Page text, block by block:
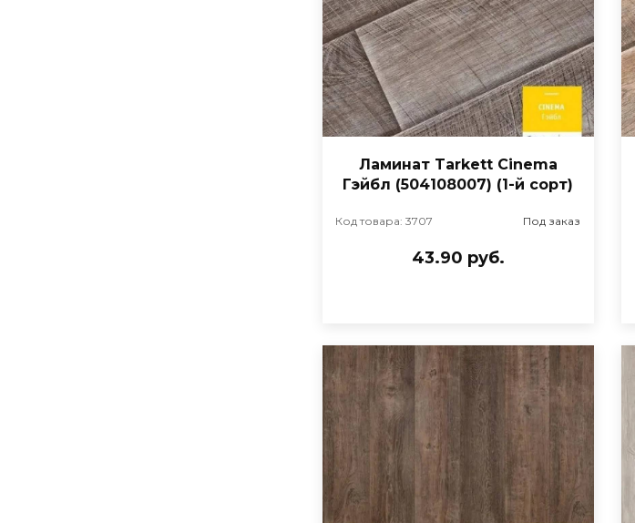
Ламинат Tarkett Cinema
Гэйбл (504108007) (1-й сорт)
Код товара: 3707 Под заказ
43.90 руб.